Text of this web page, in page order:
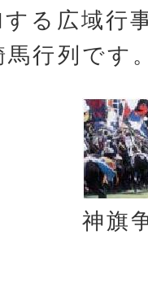
る広域行
行列です
神旗